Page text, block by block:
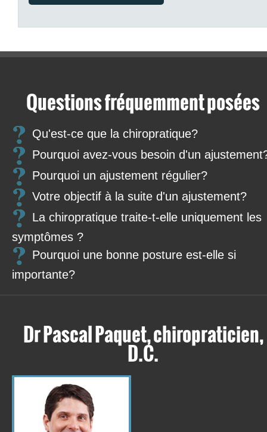
Questions fréquemment posées
Qu'est-ce que la chiropratique?
Pourquoi avez-vous besoin d'un
Pourquoi un ajustement régulier?
Votre objectif à la suite d'un ajustement?
La chiropratique traite-t-elle uniquement les
symptômes ?
Pourquoi une bonne posture est-elle si
importante?
Dr Pascal Paquet, chiropraticien,
D.C.